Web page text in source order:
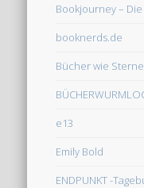
Bookjourney –
booknerds.de
Bücher wie Sterne
e13
Emily Bold
ENDPUNKT -